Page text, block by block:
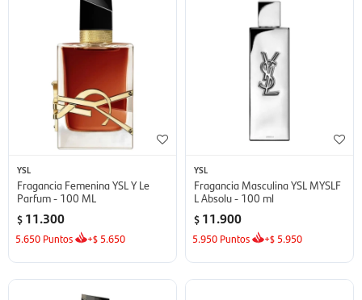
YSL
Fragancia Femenina YSL Y Le
Parfum - 100 ML
$ 11.300
5.650 Puntos +$ 5.650
YSL
Fragancia Masculina YSL MYSLF
L Absolu - 100 ml
$ 11.900
5.950 Puntos +$ 5.950